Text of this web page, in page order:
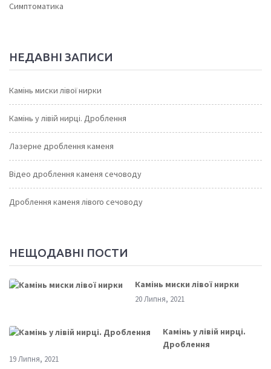
Симптоматика
НЕДАВНІ ЗАПИСИ
Камінь миски лівої нирки
Камінь у лівій нирці. Дроблення
Лазерне дроблення каменя
Відео дроблення каменя сечоводу
Дроблення каменя лівого сечоводу
НЕЩОДАВНІ ПОСТИ
Камінь миски лівої нирки
20 Липня, 2021
Камінь у лівій нирці.
Дроблення
19 Липня, 2021